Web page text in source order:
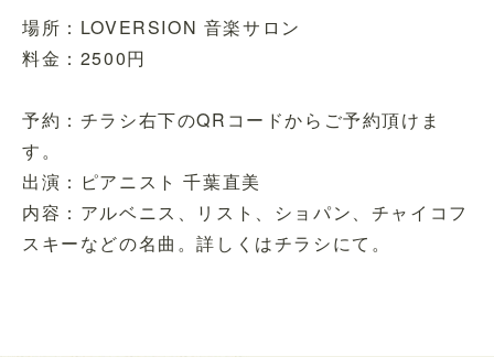
場所：LOVERSION 音楽サロン
料金：2500円
予約：チラシ右下のQRコードからご予約頂けま
す。
出演：ピアニスト 千葉直美
内容：アルベニス、リスト、ショパン、チャイコフ
スキーなどの名曲。詳しくはチラシにて。